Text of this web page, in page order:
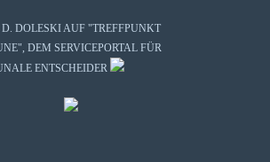
DOLESKI AUF "TREFFPUNKT
DEM SERVICEPORTAL FÜR
ENTSCHEIDER